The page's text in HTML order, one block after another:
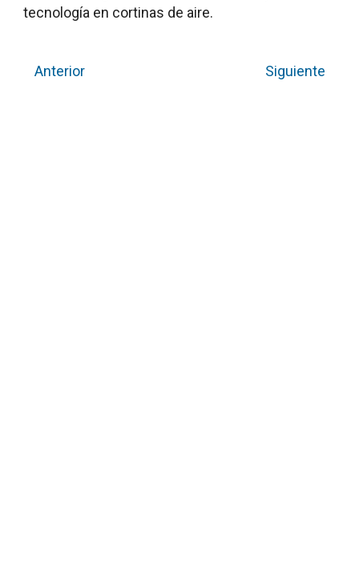
tecnología en cortinas de aire.
Anterior Siguiente